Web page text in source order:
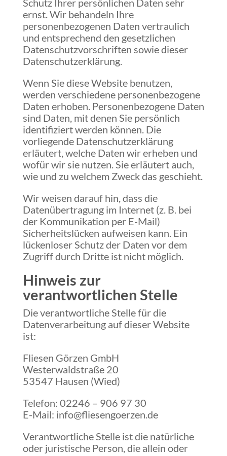
Schutz Ihrer persönlichen Daten sehr
ernst. Wir behandeln Ihre
personenbezogenen Daten vertraulich
und entsprechend den gesetzlichen
Datenschutzvorschriften sowie dieser
Datenschutzerklärung.
Wenn Sie diese Website benutzen,
werden verschiedene personenbezogene
Daten erhoben. Personenbezogene Daten
sind Daten, mit denen Sie persönlich
identifiziert werden können. Die
vorliegende Datenschutzerklärung
erläutert, welche Daten wir erheben und
wofür wir sie nutzen. Sie erläutert auch,
wie und zu welchem Zweck das geschieht.
Wir weisen darauf hin, dass die
Datenübertragung im Internet (z. B. bei
der Kommunikation per E-Mail)
Sicherheitslücken aufweisen kann. Ein
lückenloser Schutz der Daten vor dem
Zugriff durch Dritte ist nicht möglich.
Hinweis zur
verantwortlichen Stelle
Die verantwortliche Stelle für die
Datenverarbeitung auf dieser Website
ist:
Fliesen Görzen GmbH
Westerwaldstraße 20
53547 Hausen (Wied)
Telefon: 02246 – 906 97 30
E-Mail: info@fliesengoerzen.de
Verantwortliche Stelle ist die natürliche
oder juristische Person, die allein oder